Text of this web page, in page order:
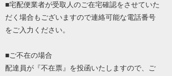
■宅配便業者が受取人のご在宅確認をさせていた
だく場合もございますので連絡可能な電話番号
をご入力ください。
■ご不在の場合
配達員が『不在票』を投函いたしますので、ご